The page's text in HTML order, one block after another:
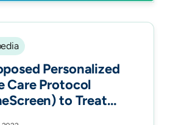
Personalized
Care Protocol
to Treat